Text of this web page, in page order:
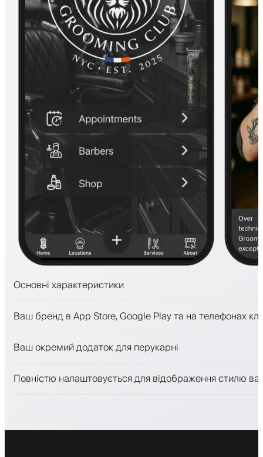
Основні характеристики
Платежі, застава
Залучайте клієнтів за допомогою програми
Ваш бренд в App Store, Google Play та на телефонах
Ваш окремий додаток для перукарні
Повністю налаштовується для відображення стилю